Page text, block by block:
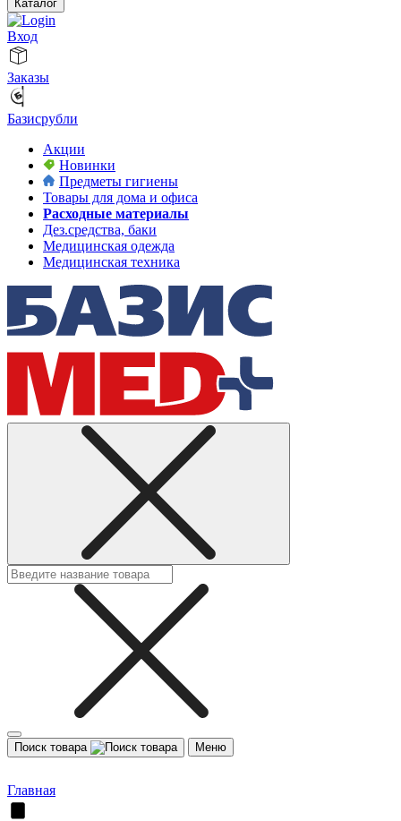
Каталог
Вход
Заказы
Базисрубли
Акции
Новинки
Предметы гигиены
Товары для дома и офиса
Расходные материалы
Дез.средства, баки
Медицинская одежда
Медицинская техника
Поиск товара Меню
Главная